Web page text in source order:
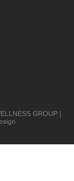
GROUP |